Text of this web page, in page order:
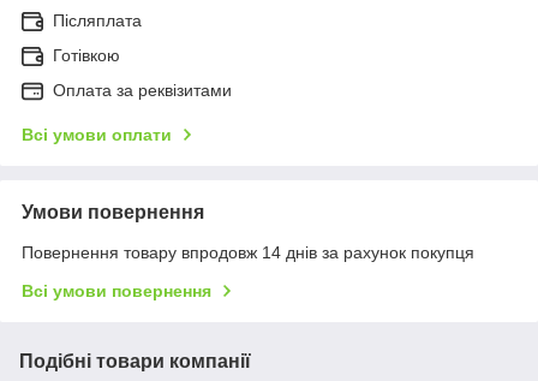
Післяплата
Готівкою
Оплата за реквізитами
Всі умови оплати
Умови повернення
Повернення товару впродовж 14 днів за рахунок покупця
Всі умови повернення
Подібні товари компанії